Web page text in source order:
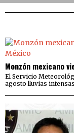
Monzón mexicano
El Servicio
agosto lluvias